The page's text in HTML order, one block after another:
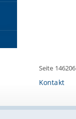
Seite 146206
Kontakt